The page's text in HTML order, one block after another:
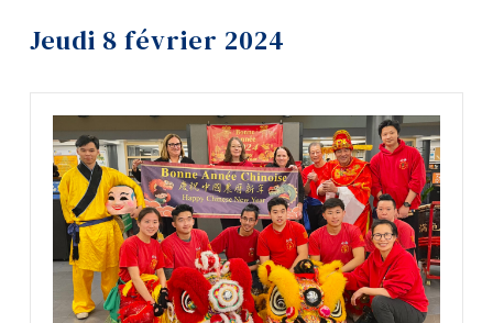
Jeudi 8 février 2024
Menu principal
Programmes
Formation continue
Admissions
La vie à Dawson